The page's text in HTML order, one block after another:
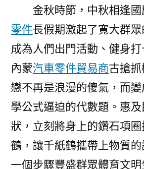
金秋時節，中秋相逢
零件長假期激起了寬大群眾
成為人們出門活動、健身打
內蒙汽車零件貿易商古搶
戀不再是浪漫的傻氣，而
學公式逼迫的代數題。惠
狀，立刻將身上的鑽石項
鶴，讓千紙鶴攜帶上物質
一個步驟豐盛群眾體育文